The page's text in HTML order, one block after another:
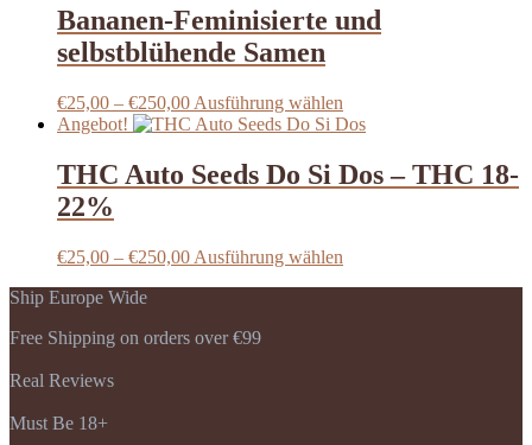
auf
der
werden
€167,90
mehrere
Varianten
können
der
Produktseite
Bananen-Feminisierte und
selbstblühende Samen
€25,00 – €250,00Preisspanne:
€25,00
€250,00
Ausführung wählen
Produkt
mehrere
Varianten
können
auf
Angebot!
THC Auto Seeds Do Si Dos – THC 18-
22%
€25,00 – €250,00Preisspanne:
Ausführung wählen
Ship Europe Wide
Free Shipping on orders over €99
Real Reviews
Must Be 18+